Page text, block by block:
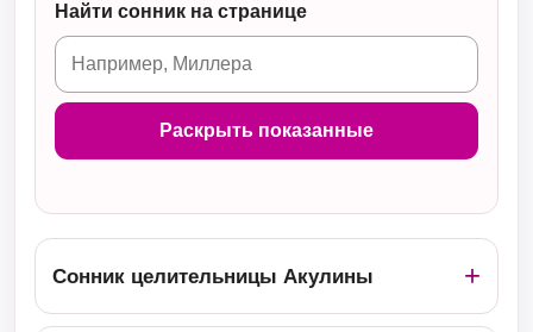
Найти сонник на странице
Раскрыть показанные
Сонник целительницы Акулины